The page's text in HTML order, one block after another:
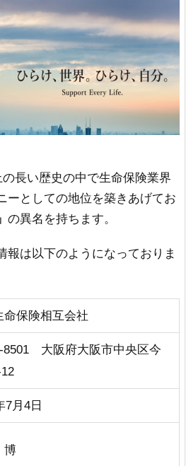
長い歴史の中で生命保険業界
ーとしての地位を築きあげてお
の異名を持ちます。
報は以下のようになっておりま
命保険相互会社
8501 大阪府大阪市中央区今
7月4日